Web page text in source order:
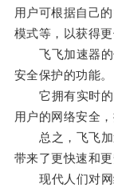
用户可根据自己
模式等，以获得更
飞飞加速器的
安全保护的功能。
它拥有实时的
用户的网络安全
总之，飞飞加
带来了更快速和
现代人们对网